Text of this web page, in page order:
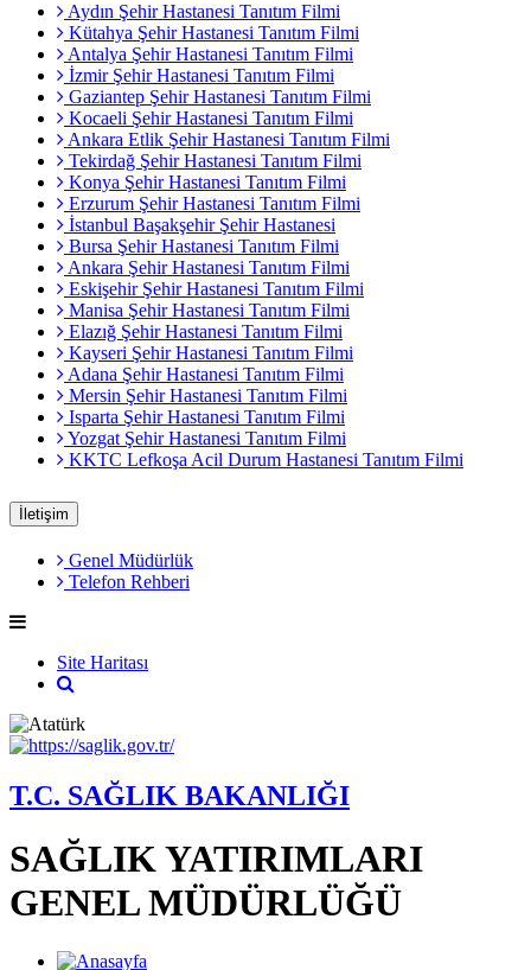
Aydın Şehir Hastanesi Tanıtım Filmi
Kütahya Şehir Hastanesi Tanıtım Filmi
Antalya Şehir Hastanesi Tanıtım Filmi
İzmir Şehir Hastanesi Tanıtım Filmi
Gaziantep Şehir Hastanesi Tanıtım Filmi
Kocaeli Şehir Hastanesi Tanıtım Filmi
Ankara Etlik Şehir Hastanesi Tanıtım Filmi
Tekirdağ Şehir Hastanesi Tanıtım Filmi
Konya Şehir Hastanesi Tanıtım Filmi
Erzurum Şehir Hastanesi Tanıtım Filmi
İstanbul Başakşehir Şehir Hastanesi
Bursa Şehir Hastanesi Tanıtım Filmi
Ankara Şehir Hastanesi Tanıtım Filmi
Eskişehir Şehir Hastanesi Tanıtım Filmi
Manisa Şehir Hastanesi Tanıtım Filmi
Elazığ Şehir Hastanesi Tanıtım Filmi
Kayseri Şehir Hastanesi Tanıtım Filmi
Adana Şehir Hastanesi Tanıtım Filmi
Mersin Şehir Hastanesi Tanıtım Filmi
Isparta Şehir Hastanesi Tanıtım Filmi
Yozgat Şehir Hastanesi Tanıtım Filmi
KKTC Lefkoşa Acil Durum Hastanesi Tanıtım Filmi
İletişim
Genel Müdürlük
Telefon Rehberi
Site Haritası
T.C. SAĞLIK BAKANLIĞI
SAĞLIK YATIRIMLARI
GENEL MÜDÜRLÜĞÜ